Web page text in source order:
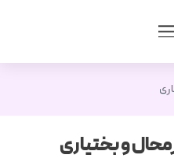
و بختیاری